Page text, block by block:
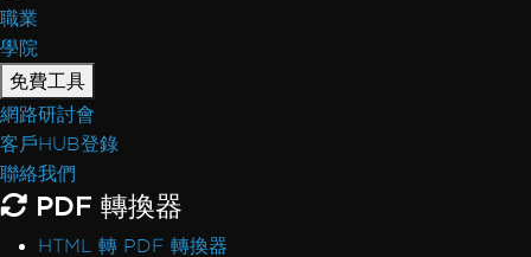
職業
學院
免費工具
網路研討會
客戶HUB登錄
聯絡我們
PDF 轉換器
HTML 轉 PDF 轉換器